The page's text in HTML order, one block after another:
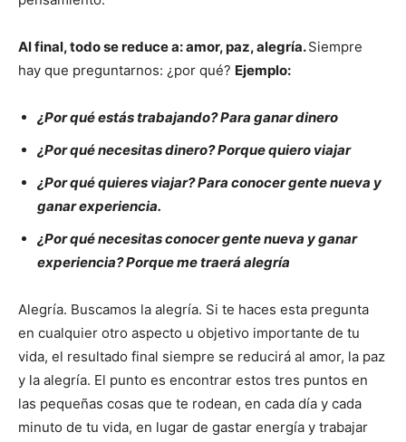
Al final, todo se reduce a: amor, paz, alegría.Siempre
hay que preguntarnos: ¿por qué? Ejemplo:
¿Por qué estás trabajando? Para ganar dinero
¿Por qué necesitas dinero? Porque quiero viajar
¿Por qué quieres viajar? Para conocer gente nueva y
ganar experiencia.
¿Por qué necesitas conocer gente nueva y ganar
experiencia? Porque me traerá alegría
Alegría. Buscamos la alegría. Si te haces esta pregunta
en cualquier otro aspecto u objetivo importante de tu
vida, el resultado final siempre se reducirá al amor, la paz
y la alegría. El punto es encontrar estos tres puntos en
las pequeñas cosas que te rodean, en cada día y cada
minuto de tu vida, en lugar de gastar energía y trabajar